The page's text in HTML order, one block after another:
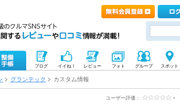
ブログ イイね！ レビュー フォト グループ スポット
グランテック カスタム情報
ユーザー評価： -